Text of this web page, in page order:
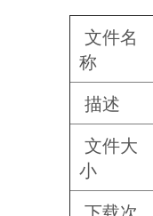
文件名
称
描述
文件大
小